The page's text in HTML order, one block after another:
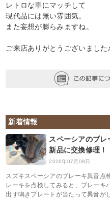
レトロな車にマッチして
現代品には無い雰囲気。
また妄想が膨らみますね。
ご来店ありがとうございました♪
新着情報
スペーシアのブレ
新品に交換修理！
2026年07月08日
スズキスペーシアのブレーキ異音点
レーキを点検してみると、ブレーキ
出す鳴きプレートが当たって異音が